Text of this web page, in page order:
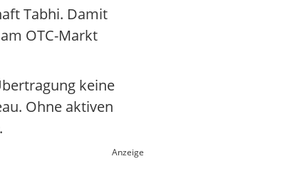
Tabhi. Damit
OTC-Markt
keine
Ohne aktiven
Anzeige